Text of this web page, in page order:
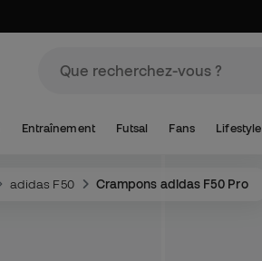
Entraînement Futsal Fans Lifestyle
adidas F50 Crampons adidas F50 Pro